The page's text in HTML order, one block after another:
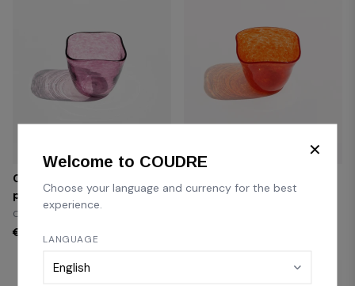
Coupelle "Banc de
poissons"— Améthyste
Cups & Bowls
€60,00
poissons"— Orange
✕
Welcome to COUDRE
Choose your language and currency for the best
experience.
LANGUAGE